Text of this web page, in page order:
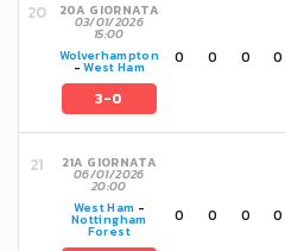
20A GIORNATA
03/01/2026
15:00
Wolverhampton
-West Ham
3-0
0 0 0 0
21A GIORNATA
06/01/2026
20:00
West Ham -
Nottingham
Forest
0 0 0 0